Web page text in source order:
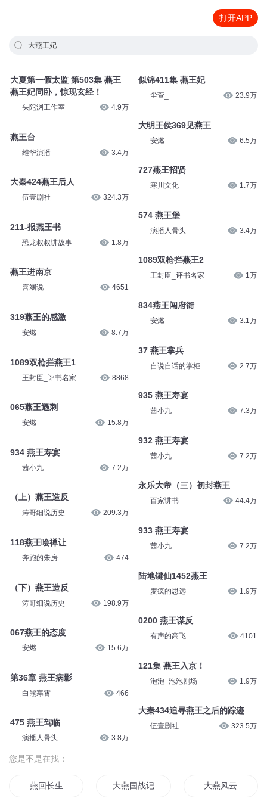
打开APP
大燕王妃
大夏第一假太监 第503集 燕王
燕王妃同卧，惊现玄经！
头陀渊工作室 4.9万
燕王台
维华演播 3.4万
大秦424燕王后人
伍壹剧社 324.3万
211-报燕王书
恐龙叔叔讲故事 1.8万
燕王进南京
喜斓说 4651
319燕王的感激
安燃 8.7万
1089双枪拦燕王1
王封臣_评书名家 8868
065燕王遇刺
安燃 15.8万
934 燕王寿宴
茜小九 7.2万
（上）燕王造反
涛哥细说历史 209.3万
118燕王哙禅让
奔跑的朱房 474
（下）燕王造反
涛哥细说历史 198.9万
067燕王的态度
安燃 15.6万
第36章 燕王病影
白熊寒霄 466
475 燕王驾临
演播人骨头 3.8万
似锦411集 燕王妃
尘萱_ 23.9万
大明王侯369见燕王
安燃 6.5万
727燕王招贤
寒川文化 1.7万
574 燕王堡
演播人骨头 3.4万
1089双枪拦燕王2
王封臣_评书名家 1万
834燕王闯府衙
安燃 3.1万
37 燕王掌兵
自说自话的掌柜 2.7万
935 燕王寿宴
茜小九 7.3万
932 燕王寿宴
茜小九 7.2万
永乐大帝（三）初封燕王
百家讲书 44.4万
933 燕王寿宴
茜小九 7.2万
陆地键仙1452燕王
麦疯的思远 1.9万
0200 燕王谋反
有声的高飞 4101
121集 燕王入京！
泡泡_泡泡剧场 1.9万
大秦434追寻燕王之后的踪迹
伍壹剧社 323.5万
您是不是在找：
燕回长生 大燕国战记 大燕风云